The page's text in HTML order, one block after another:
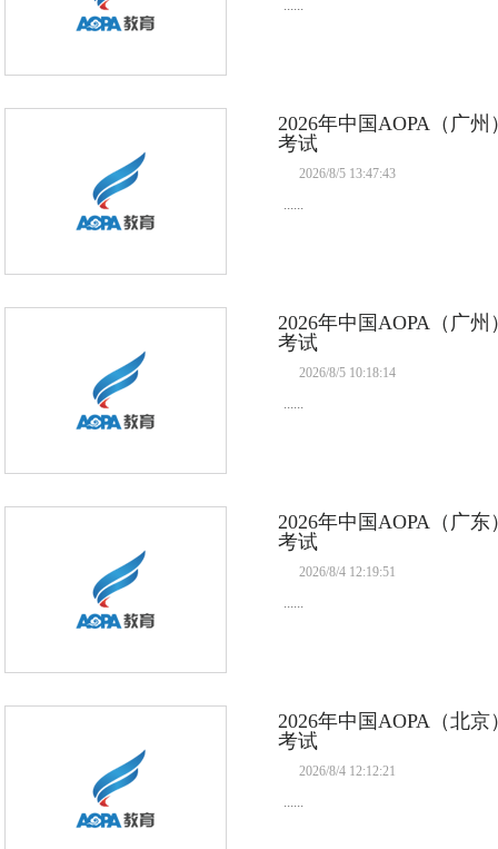
......
2026年中国AOPA（广
考试
2026/8/5 13:47:43
......
2026年中国AOPA（广
考试
2026/8/5 10:18:14
......
2026年中国AOPA（广
考试
2026/8/4 12:19:51
......
2026年中国AOPA（北
考试
2026/8/4 12:12:21
......